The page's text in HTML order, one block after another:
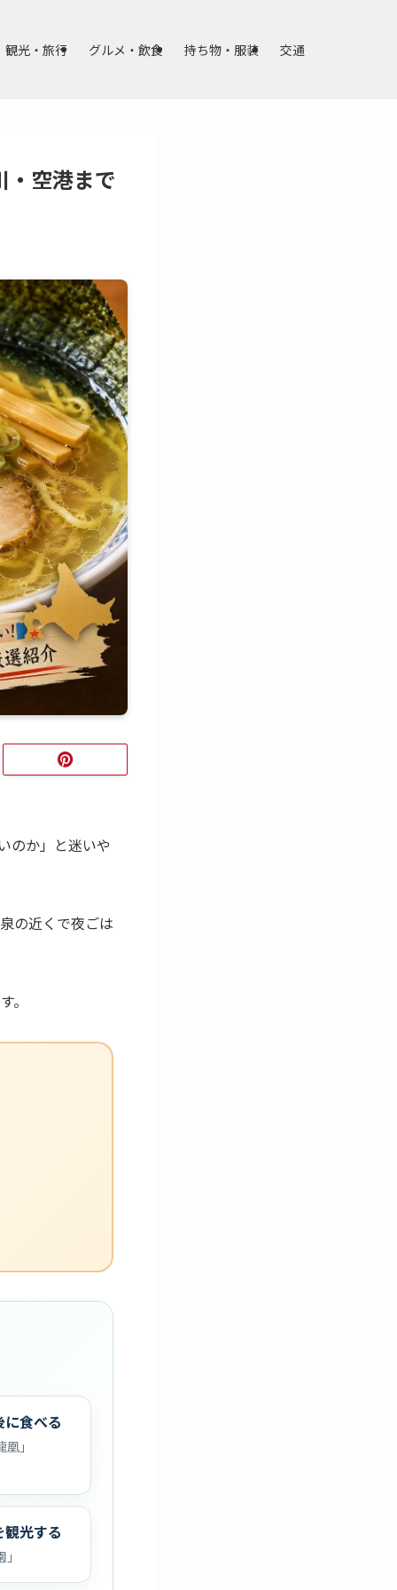
観光・旅行 グルメ・飲食 持ち物・服装 交通
・空港まで
のか」と迷いや
の近くで夜ごは
。
食べる
」
光する